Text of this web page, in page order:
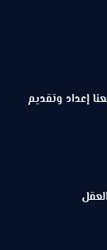
إعداد وتقديم